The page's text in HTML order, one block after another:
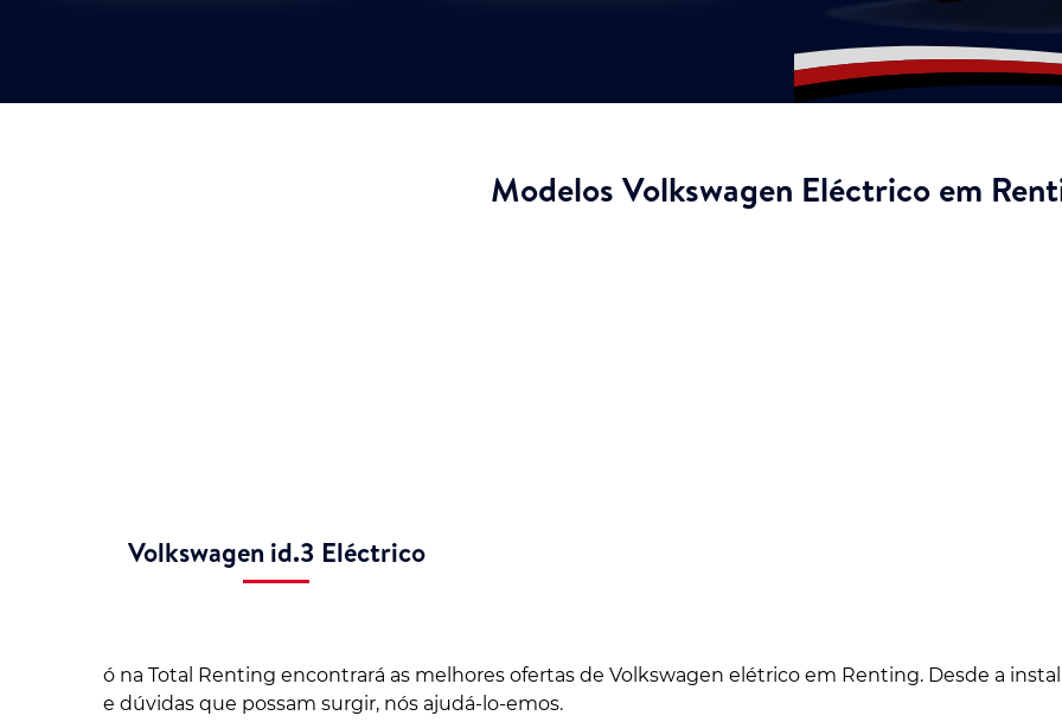
Modelos Volkswagen Eléctrico em
Volkswagen id.3 Eléctrico
ó na Total Renting encontrará as melhores ofertas de Volkswagen elétrico em Renting. Desde a
e dúvidas que possam surgir, nós ajudá-lo-emos.